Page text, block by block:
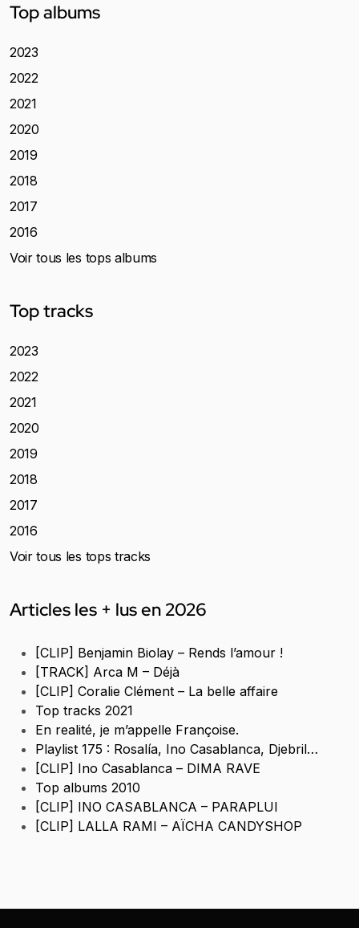
Top albums
2023
2022
2021
2020
2019
2018
2017
2016
Voir tous les tops albums
Top tracks
2023
2022
2021
2020
2019
2018
2017
2016
Voir tous les tops tracks
Articles les + lus en 2026
[CLIP] Benjamin Biolay – Rends l’amour !
[TRACK] Arca M – Déjà
[CLIP] Coralie Clément – La belle affaire
Top tracks 2021
En realité, je m’appelle Françoise.
Playlist 175 : Rosalía, Ino Casablanca, Djebril…
[CLIP] Ino Casablanca – DIMA RAVE
Top albums 2010
[CLIP] INO CASABLANCA – PARAPLUI
[CLIP] LALLA RAMI – AÏCHA CANDYSHOP